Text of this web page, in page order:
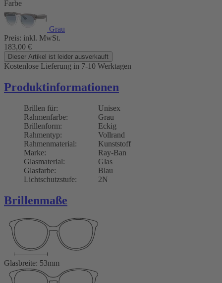
Farbe
Grau
Preis: inkl. MwSt.
183,00 €
Dieser Artikel ist leider ausverkauft
Kostenlose Lieferung in 7-10 Werktagen
Produktinformationen
Brillen für:
Unisex
Rahmenfarbe:
Grau
Brillenform:
Eckig
Rahmentyp:
Vollrand
Rahmenmaterial:
Kunststoff
Marke:
Ray-Ban
Glasmaterial:
Glas
Glasfarbe:
Blau
Lichtschutzstufe:
2N
Brillenmaße
Glasbreite: 53mm